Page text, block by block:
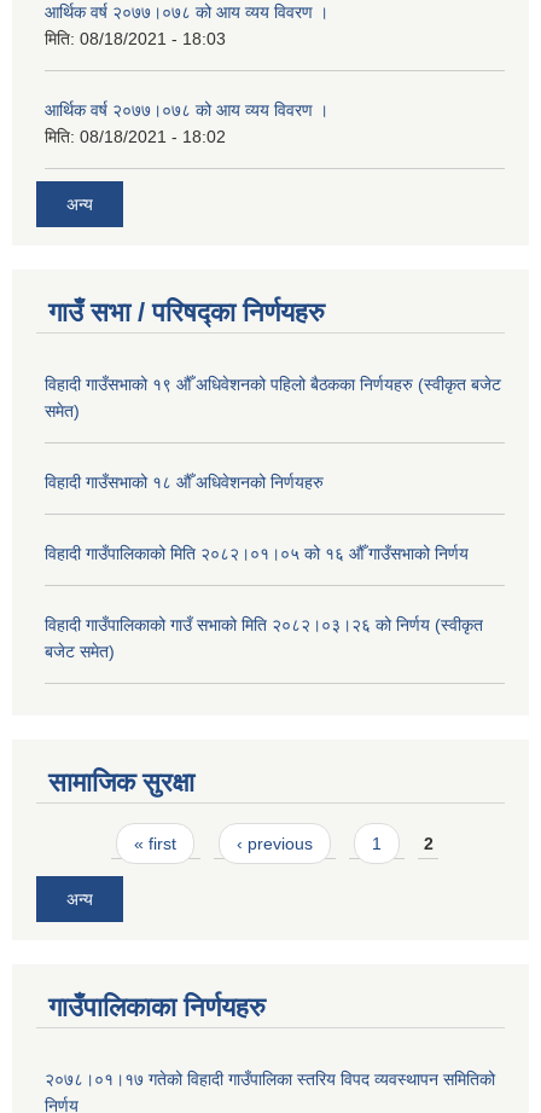
आर्थिक वर्ष २०७७।०७८ को आय व्यय विवरण ।
मिति: 08/18/2021 - 18:03
आर्थिक वर्ष २०७७।०७८ को आय व्यय विवरण ।
मिति: 08/18/2021 - 18:02
अन्य
गाउँ सभा / परिषद्का निर्णयहरु
विहादी गाउँसभाको १९ औँ अधिवेशनको पहिलो बैठकका निर्णयहरु (स्वीकृत बजेट
समेत)
विहादी गाउँसभाको १८ औँ अधिवेशनको निर्णयहरु
विहादी गाउँपालिकाको मिति २०८२।०१।०५ को १६ औँ गाउँसभाको निर्णय
विहादी गाउँपालिकाको गाउँ सभाको मिति २०८२।०३।२६ को निर्णय (स्वीकृत
बजेट समेत)
सामाजिक सुरक्षा
Pages« first ‹ previous 1 2
अन्य
गाउँपालिकाका निर्णयहरु
२०७८।०१।१७ गतेको विहादी गाउँपालिका स्तरिय विपद व्यवस्थापन समितिको
निर्णय